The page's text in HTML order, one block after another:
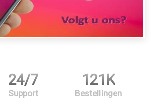
24/7
Support
121K
Bestellingen